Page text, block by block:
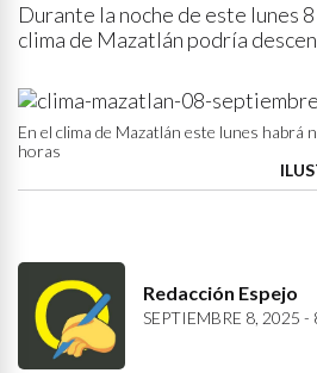
Durante la noche de este lunes
clima de Mazatlán podría
En el clima de Mazatlán este lunes habrá
horas
Redacción Espejo
SEPTIEMBRE 8, 2025